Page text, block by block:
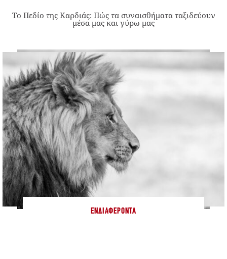
Το Πεδίο της Καρδιάς: Πώς τα συναισθήματα ταξιδεύουν
μέσα μας και γύρω μας
ΕΝΔΙΑΦΈΡΟΝΤΑ